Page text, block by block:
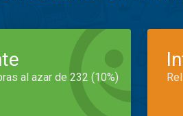
al azar de 232 (10%)